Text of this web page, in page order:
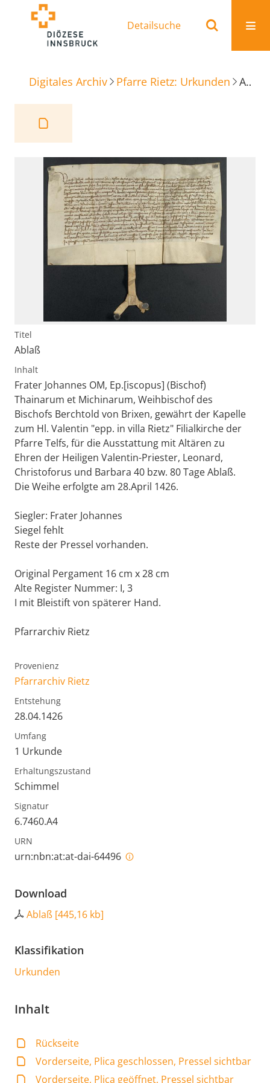
Detailsuche
Digitales Archiv Pfarre Rietz: Urkunden Ablaß
Titel
Ablaß
Inhalt
Frater Johannes OM, Ep.[iscopus] (Bischof)
Thainarum et Michinarum, Weihbischof des
Bischofs Berchtold von Brixen, gewährt der Kapelle
zum Hl. Valentin "epp. in villa Rietz" Filialkirche der
Pfarre Telfs, für die Ausstattung mit Altären zu
Ehren der Heiligen Valentin-Priester, Leonard,
Christoforus und Barbara 40 bzw. 80 Tage Ablaß.
Die Weihe erfolgte am 28.April 1426.
Siegler: Frater Johannes
Siegel fehlt
Reste der Pressel vorhanden.
Original Pergament 16 cm x 28 cm
Alte Register Nummer: I, 3
I mit Bleistift von späterer Hand.
Pfarrarchiv Rietz
Provenienz
Pfarrarchiv Rietz
Entstehung
28.04.1426
Umfang
1 Urkunde
Erhaltungszustand
Schimmel
Signatur
6.7460.A4
URN
urn:nbn:at:at-dai-64496
Download
Ablaß [445,16 kb]
Klassifikation
Urkunden
Inhalt
Rückseite
Vorderseite, Plica geschlossen, Pressel sichtbar
Vorderseite, Plica geöffnet, Pressel sichtbar